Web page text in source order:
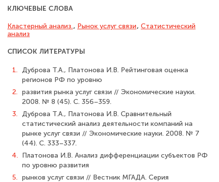
КЛЮЧЕВЫЕ СЛОВА
Кластерный анализ., Рынок услуг связи, Статистический
анализ
СПИСОК ЛИТЕРАТУРЫ
1. Дуброва Т.А., Платонова И.В. Рейтинговая оценка
регионов РФ по уровню
2. развития рынка услуг связи // Экономические науки.
2008. № 8 (45). С. 356–359.
3. Дуброва Т.А., Платонова И.В. Сравнительный
статистический анализ деятельности компаний на
рынке услуг связи // Экономические науки. 2008. № 7
(44). С. 333–337.
4. Платонова И.В. Анализ дифференциации субъектов РФ
по уровню развития
5. рынков услуг связи // Вестник МГАДА. Серия